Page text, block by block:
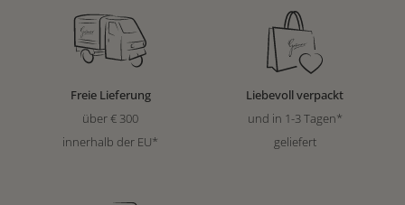
Freie Lieferung
über € 300
innerhalb der EU*
Liebevoll verpackt
und in 1-3 Tagen*
geliefert